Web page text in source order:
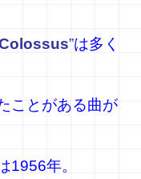
”は多く
ことがある曲が
1956年。